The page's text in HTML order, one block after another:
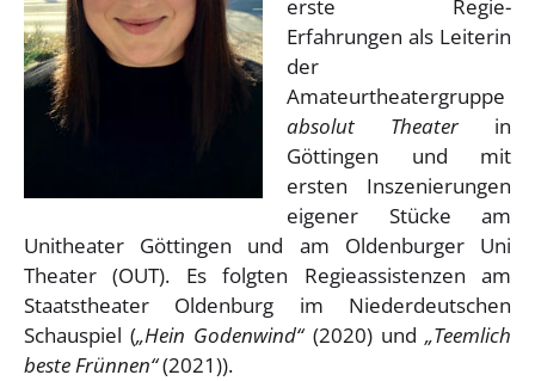
erste Regie-
Erfahrungen als Leiterin
der
Amateurtheatergruppe
absolut Theaterin
Göttingen und mit
ersten Inszenierungen
eigener Stücke am
Unitheater Göttingen und am Oldenburger Uni
Theater (OUT). Es folgten Regieassistenzen am
Staatstheater Oldenburg im Niederdeutschen
Schauspiel („Hein Godenwind“(2020) und„Teemlich
beste Frünnen“(2021)).